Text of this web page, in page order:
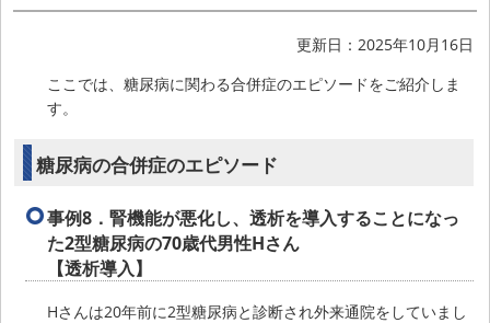
更新日：2025年10月16日
ここでは、糖尿病に関わる合併症のエピソードをご紹介しま
す。
糖尿病の合併症のエピソード
事例8．腎機能が悪化し、透析を導入することになっ
た2型糖尿病の70歳代男性Hさん
【透析導入】
Hさんは20年前に2型糖尿病と診断され外来通院をしていまし